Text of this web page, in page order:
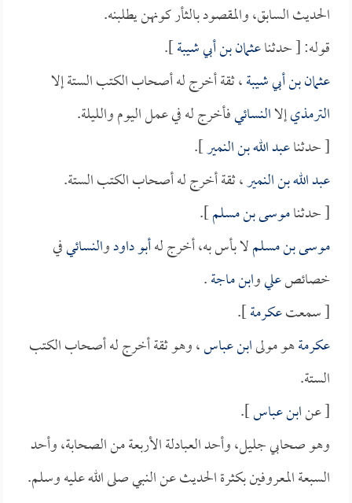
الحديث السابق، والمقصود بالثأر كونهن يطلبنه.
قوله: [ حدثناعثمان بن أبي شيبة].
عثمان بن أبي شيبة، ثقة أخرج له أصحاب الكتب الستة إلا
الترمذيإلاالنسائيفأخرج له في عمل اليوم والليلة.
[ حدثناعبد الله بن النمير].
عبد الله بن النمير، ثقة أخرج له أصحاب الكتب الستة.
[ حدثناموسى بن مسلم].
موسى بن مسلملا بأس به، أخرج لهأبو داودوالنسائيفي
خصائصعليوابن ماجة.
[ سمعتعكرمة].
عكرمةهو مولىابن عباس، وهو ثقة أخرج له أصحاب الكتب
الستة.
[ عنابن عباس].
وهو صحابي جليل، وأحد العبادلة الأربعة من الصحابة، وأحد
السبعة المعروفين بكثرة الحديث عن النبي صلى الله عليه وسلم.